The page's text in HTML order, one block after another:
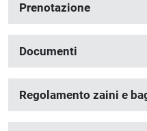
Prenotazione
Documenti
Regolamento zaini e